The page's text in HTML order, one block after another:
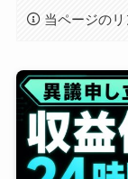
当ページのリ